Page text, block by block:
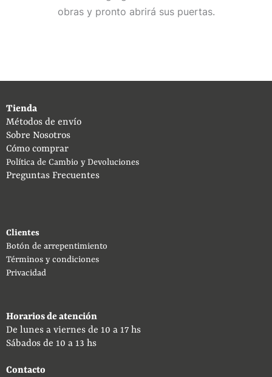
obras y pronto abrirá sus puertas.
Tienda
Métodos de envío
Sobre Nosotros
Cómo comprar
Política de Cambio y Devoluciones
Preguntas Frecuentes
Clientes
Botón de arrepentimiento
Términos y condiciones
Privacidad
Horarios de atención
De lunes a viernes de 10 a 17 hs
Sábados de 10 a 13 hs
Contacto